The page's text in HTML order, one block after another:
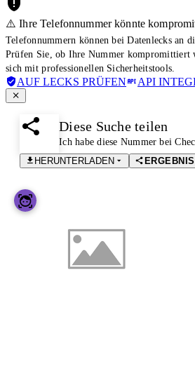
⚠️ Ihre Telefonnummer könnte
Telefonnummern können bei Datenlecks an
Prüfen Sie, ob Ihre Nummer kompromittiert
sich mit professionellen Sicherheitstools.
AUF LECKS PRÜFEN API
Diese Suche teilen
Ich habe diese Nummer bei
HERUNTERLADEN